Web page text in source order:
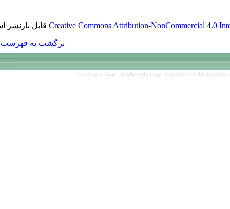
Creative Commonsقابل بازنشر است.
Persian site map